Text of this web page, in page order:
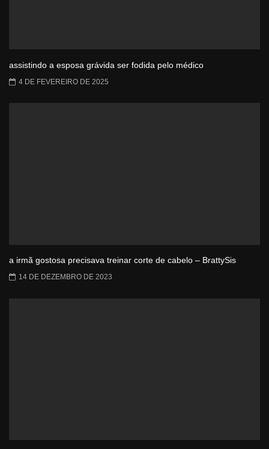
assistindo a esposa grávida ser fodida pelo médico
4 DE FEVEREIRO DE 2025
a irmã gostosa precisava treinar corte de cabelo – BrattySis
14 DE DEZEMBRO DE 2023